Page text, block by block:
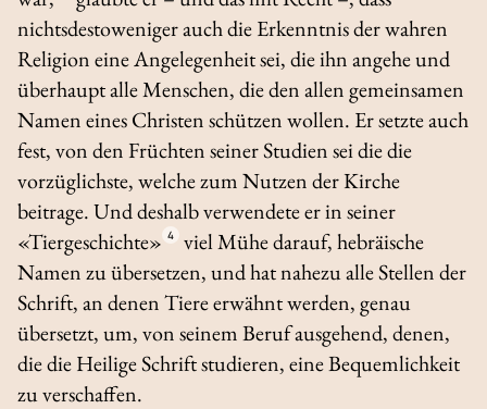
nichtsdestoweniger auch die Erkenntnis der wahren
Religion eine Angelegenheit sei, die ihn angehe und
überhaupt alle Menschen, die den allen gemeinsamen
Namen eines Christen schützen wollen. Er setzte auch
fest, von den Früchten seiner Studien sei die die
vorzüglichste, welche zum Nutzen der Kirche
beitrage. Und deshalb verwendete er in seiner
«Tiergeschichte» 4
viel Mühe darauf, hebräische
Namen zu übersetzen, und hat nahezu alle Stellen der
Schrift, an denen Tiere erwähnt werden, genau
übersetzt, um, von seinem Beruf ausgehend, denen,
die die Heilige Schrift studieren, eine Bequemlichkeit
zu verschaffen.